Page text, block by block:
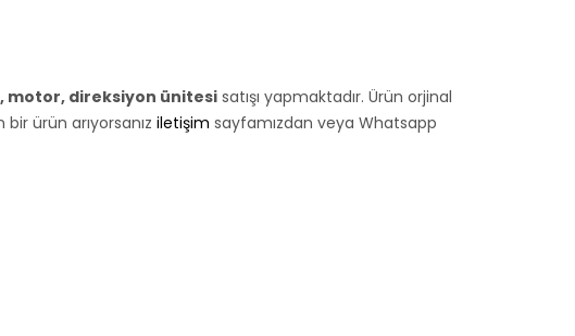
motor, direksiyon ünitesisatışı yapmaktadır. Ürün orjinal
ürün arıyorsanız iletişim sayfamızdan veya Whatsapp